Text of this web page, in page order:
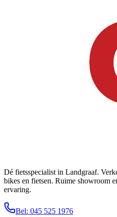
Dé fietsspecialist in Landgraaf.
bikes en fietsen. Ruime showroom
ervaring.
Bel: 045 525 1976